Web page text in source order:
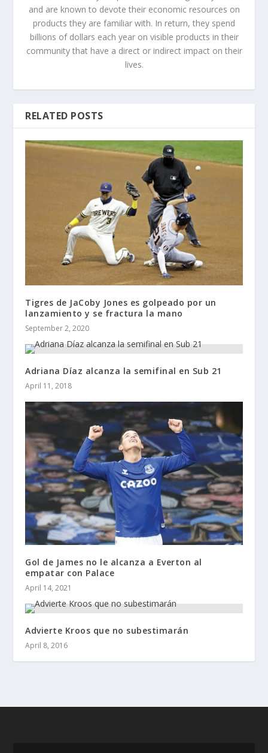
and are known to devote their economic resources on
products they are familiar with. In return, they spend
billions of dollars each year on visible products in their
community that have a direct or indirect impact on their
lives.
RELATED POSTS
Tigres de JaCoby Jones es golpeado por un
lanzamiento y se fractura la mano
September 2, 2020
Adriana Díaz alcanza la semifinal en Sub 21
April 11, 2018
Gol de James no le alcanza a Everton al
empatar con Palace
April 14, 2021
Advierte Kroos que no subestimarán
April 8, 2016